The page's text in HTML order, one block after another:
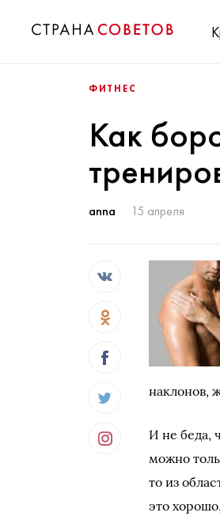
ФИТНЕС
Как
anna 15 апреля
наклонов,
И не беда,
можно
то из
это